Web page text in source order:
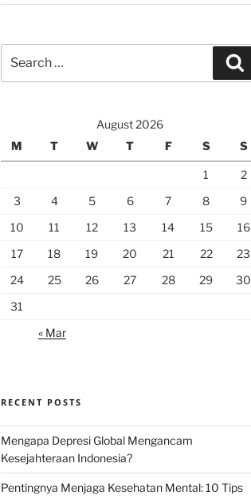
for:
August 2026
M
T W T F S S
1
2
3
4 5 6 7 8
9
10
11 12 13 14 15
16
17
18 19 20 21 22
23
24
25 26 27 28 29
30
31
« Mar
RECENT POSTS
Mengapa Depresi Global Mengancam
Kesejahteraan Indonesia?
Pentingnya Menjaga Kesehatan Mental: 10 Tips